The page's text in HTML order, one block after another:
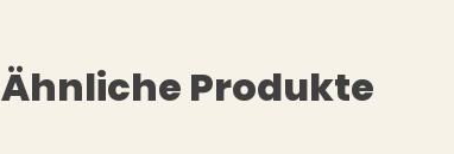
Ähnliche Produkte